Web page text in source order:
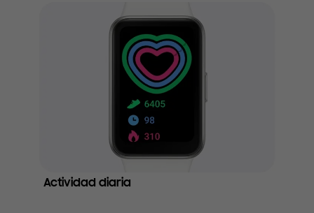
Actividad diaria